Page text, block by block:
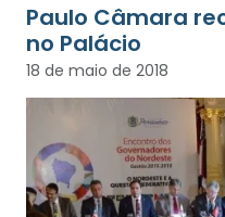
Paulo Câmara
no Palácio
18 de maio de 2018